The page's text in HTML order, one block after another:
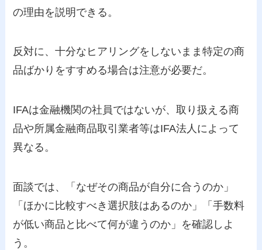
の理由を説明できる。
反対に、十分なヒアリングをしないまま特定の商
品ばかりをすすめる場合は注意が必要だ。
IFAは金融機関の社員ではないが、取り扱える商
品や所属金融商品取引業者等はIFA法人によって
異なる。
面談では、「なぜその商品が自分に合うのか」
「ほかに比較すべき選択肢はあるのか」「手数料
が低い商品と比べて何が違うのか」を確認しよ
う。